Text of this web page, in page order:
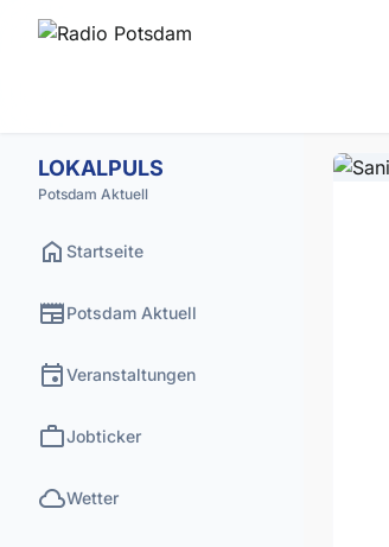
LOKALPULS
Potsdam Aktuell
home Startseite
newspaperPotsdam Aktuell
eventVeranstaltungen
workJobticker
cloudWetter